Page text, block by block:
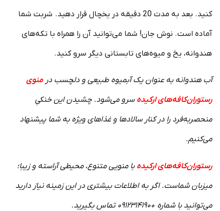
کنید. بعد به مدت 20 دقیقه در یخچال قرار دهید. شربت شما
آماده است. نوش جان! شما می‌توانید آن را همراه با تکه‌های
هندوانه، یخ و میوه‌های تابستانی دیگر سرو کنید.
آب هندوانه به عنوان یک آبمیوه طبیعی و دلچسب در منوی
رستوران‌کافه‌های ارکیده سرو می‌شود. چشیدن این خنکیِ
منحصربه‌فرد را در کنار سالادها و غذاهای ویژه به شما پیشنهاد
می‌کنیم.
رستوران‌کافه‌های ارکیده با منویی متنوع، محیطی آراسته و زیبا؛
میزبان شماست. اگر به اطلاعات بیشتری در این زمینه نیاز دارید
می‌توانید با شماره ۰۹۱۲۳۱۴۱۹۰۰ تماس بگیرید.